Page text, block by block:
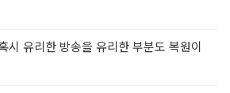
시 유리한 방송을 유리한 부분도 복원이